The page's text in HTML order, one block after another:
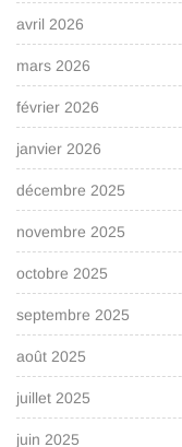
avril 2026
mars 2026
février 2026
janvier 2026
décembre 2025
novembre 2025
octobre 2025
septembre 2025
août 2025
juillet 2025
juin 2025